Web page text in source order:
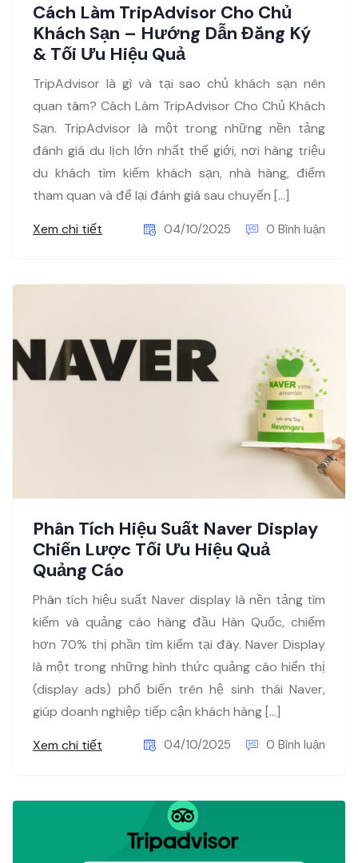
Cách Làm TripAdvisor Cho Chủ
Khách Sạn – Hướng Dẫn Đăng Ký
& Tối Ưu Hiệu Quả
TripAdvisor là gì và tại sao chủ khách sạn nên
quan tâm? Cách Làm TripAdvisor Cho Chủ Khách
Sạn. TripAdvisor là một trong những nền tảng
đánh giá du lịch lớn nhất thế giới, nơi hàng triệu
du khách tìm kiếm khách sạn, nhà hàng, điểm
tham quan và để lại đánh giá sau chuyến […]
Xem chi tiết
04/10/2025 0 Bình luận
Phân Tích Hiệu Suất Naver Display
Chiến Lược Tối Ưu Hiệu Quả
Quảng Cáo
Phân tích hiệu suất Naver display là nền tảng tìm
kiếm và quảng cáo hàng đầu Hàn Quốc, chiếm
hơn 70% thị phần tìm kiếm tại đây. Naver Display
là một trong những hình thức quảng cáo hiển thị
(display ads) phổ biến trên hệ sinh thái Naver,
giúp doanh nghiệp tiếp cận khách hàng […]
Xem chi tiết
04/10/2025 0 Bình luận